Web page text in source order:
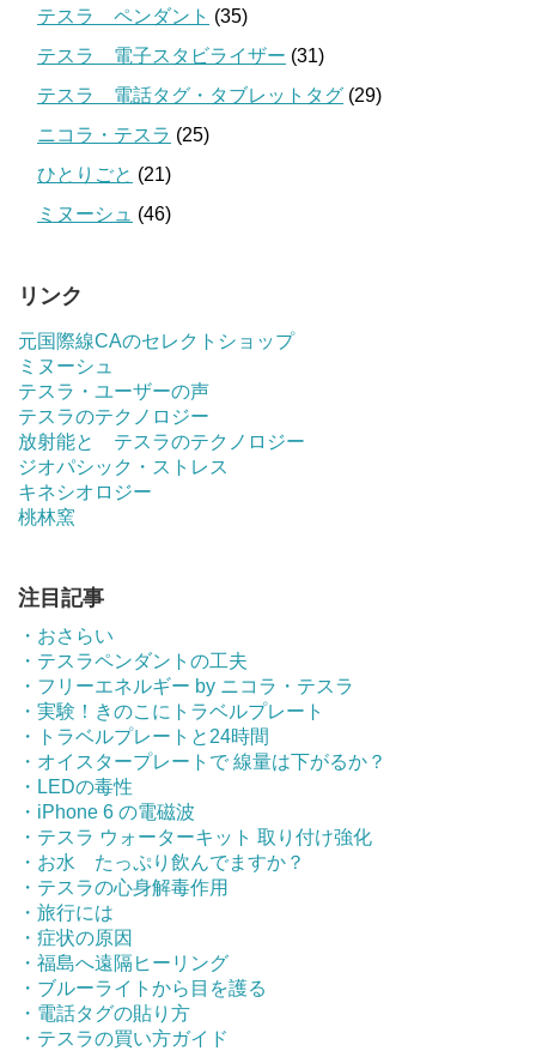
テスラ ペンダント (35)
テスラ 電子スタビライザー (31)
テスラ 電話タグ・タブレットタグ (29)
ニコラ・テスラ (25)
ひとりごと (21)
ミヌーシュ (46)
リンク
元国際線CAのセレクトショップ
ミヌーシュ
テスラ・ユーザーの声
テスラのテクノロジー
放射能と テスラのテクノロジー
ジオパシック・ストレス
キネシオロジー
桃林窯
注目記事
・おさらい
・テスラペンダントの工夫
・フリーエネルギー by ニコラ・テスラ
・実験！きのこにトラベルプレート
・トラベルプレートと24時間
・オイスタープレートで 線量は下がるか？
・LEDの毒性
・iPhone 6 の電磁波
・テスラ ウォーターキット 取り付け強化
・お水 たっぷり飲んでますか？
・テスラの心身解毒作用
・旅行には
・症状の原因
・福島へ遠隔ヒーリング
・ブルーライトから目を護る
・電話タグの貼り方
・テスラの買い方ガイド